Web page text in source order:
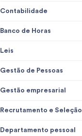
Contabilidade
Banco de Horas
Leis
Gestão de Pessoas
Gestão empresarial
Recrutamento e Seleção
Departamento pessoal